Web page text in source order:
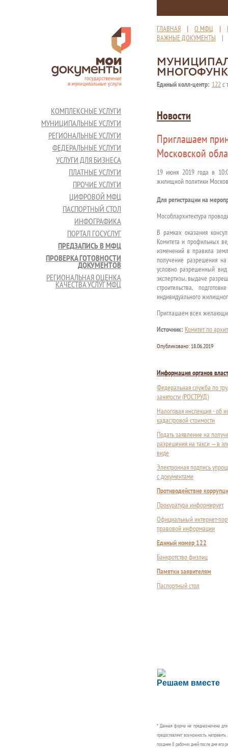
ГЛАВНАЯ | О МФЦ |
ВАЖНЫЕ ДОКУМЕНТЫ
Единый колл-центр: 122с
КОМПЛЕКСНЫЕ УСЛУГИ
МУНИЦИПАЛЬНЫЕ УСЛУГИ
РЕГИОНАЛЬНЫЕ УСЛУГИ
ФЕДЕРАЛЬНЫЕ УСЛУГИ
УСЛУГИ ДЛЯ БИЗНЕСА
ПЛАТНЫЕ УСЛУГИ
ПРОЧИЕ УСЛУГИ
ЦИФРОВОЙ МФЦ
ПАСПОРТНЫЙ СТОЛ
ИНФОГРАФИКА
ПОРТАЛ ГОСУСЛУГ
ПРЕДЗАПИСЬ В МФЦ
ПРОВЕРКА ГОТОВНОСТИ
ДОКУМЕНТОВ
РЕГИОНАЛЬНАЯ ОЦЕНКА
КАЧЕСТВА УСЛУГ МФЦ
Новости
Приглашаем
Московской
19 июня 2019 года в
жилищной политики
Для регистрации на
Мособлархитектура
В рамках оказания
Комитета и профильных
изменений в правила
получение разрешения
условно разрешенный вид
экспертизы, выдаче
строительства,
индивидуального
Приглашаем всех
Источник: Комитет по
Опубликовано: 18.06.2019
Информация органов
Федеральная служба по
занятости (РОСТРУД)
Налоговая инспекция - об
кадастровой стоимости
Подать заявление на
разрешения на такси — в
виде
Электронная подпись
с документами
Противодействие
Прокуратура информирует
Официальный интернет-
правовой информации
Единый номер 122
Банкротство физлиц
Памятки заявителям
Паспортный стол
Решаем вместе
Сложности с
Сообщите об этом
* Данная форма не предназначена
предоставляет возможность
позднее 8 рабочих дней после дня его